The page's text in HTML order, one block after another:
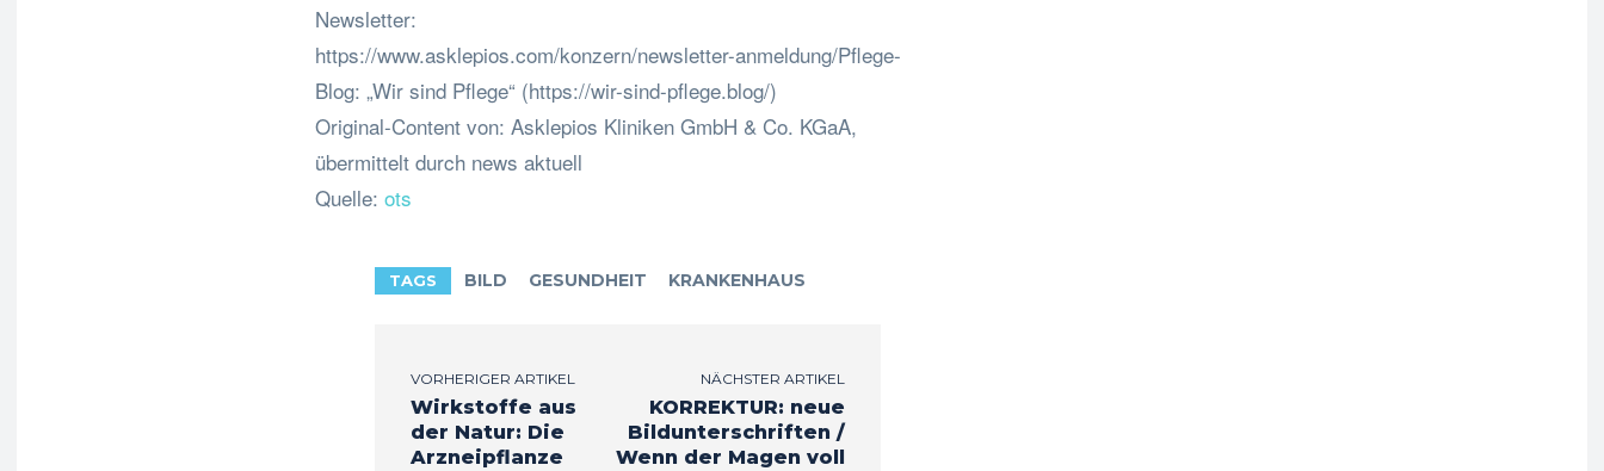
Newsletter:
https://www.asklepios.com/konzern/newsletter-anmeldung/Pflege-
Blog: „Wir sind Pflege“ (https://wir-sind-pflege.blog/)
Original-Content von: Asklepios Kliniken GmbH & Co. KGaA,
übermittelt durch news aktuell
Quelle: ots
TAGS BILD GESUNDHEIT KRANKENHAUS
VORHERIGER ARTIKEL
Wirkstoffe aus
der Natur: Die
Arzneipflanze
NÄCHSTER ARTIKEL
KORREKTUR: neue
Bildunterschriften /
Wenn der Magen voll